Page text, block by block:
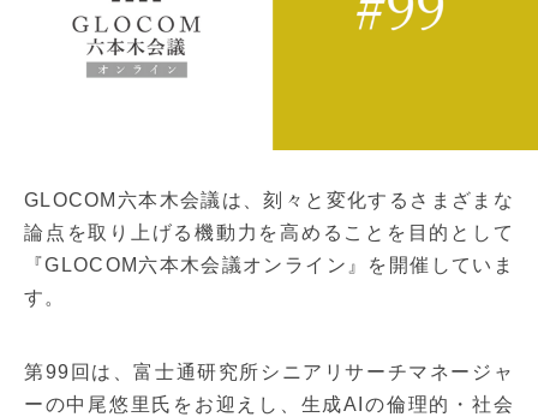
GLOCOM六本木会議は、刻々と変化するさまざまな
論点を取り上げる機動力を高めることを目的として
『GLOCOM六本木会議オンライン』を開催していま
す。
第99回は、富士通研究所シニアリサーチマネージャ
ーの中尾悠里氏をお迎えし、生成AIの倫理的・社会